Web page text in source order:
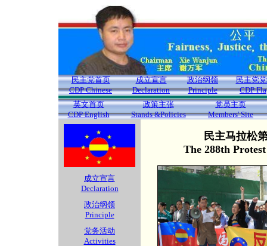
民主党首页
CDP Chinese
成立宣言
Declaration
政治纲领
Principle
民主党
CDP
英文首页
CDP English
政策主张
Stands &Policies
党员主页
Members' Site
成立宣言
Declaration
政治纲领
Principle
党务活动
Activities
民主马拉松
The 288th